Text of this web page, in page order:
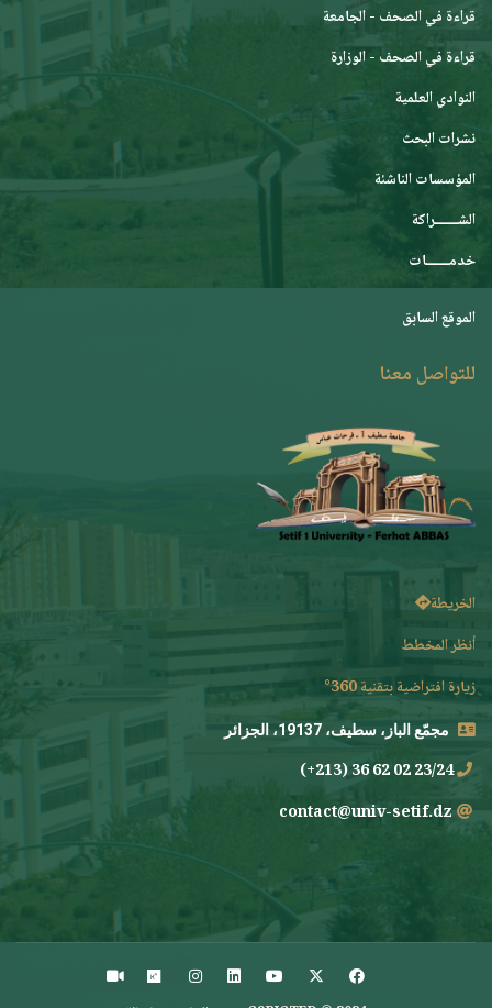
قراءة في الصحف - الجامعة
قراءة في الصحف - الوزارة
النوادي العلمية
نشرات البحث
المؤسسات الناشئة
الشـــــــراكة
خدمـــــــات
الموقع السابق
للتواصل معنا
الخريطة
أنظر المخطط
زيارة افتراضية بتقنية 360°
مجمّع الباز، سطيف، 19137، الجزائر
23/24 02 62 36 (213+)
contact@univ-setif.dz